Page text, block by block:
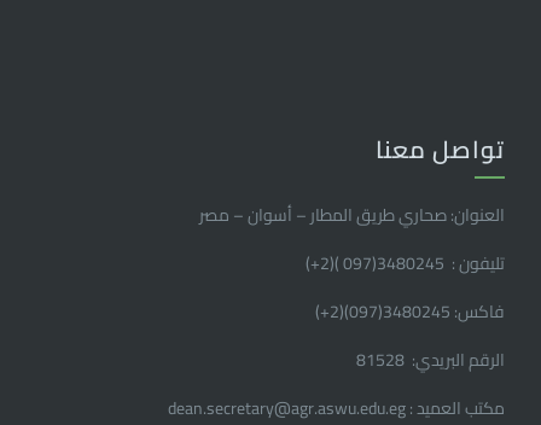
تواصل معنا
العنوان: صحاري طريق المطار – أسوان – مصر
تليفون : 3480245(097 )(2
+
)
فاكس: 3480245(097)(2
+
)
الرقم البريدي: 81528
مكتب العميد : dean.secretary@agr.aswu.edu.eg